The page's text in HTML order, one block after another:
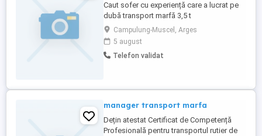
Caut sofer cu experiență care a lucrat pe
dubă transport marfă 3,5 t
Campulung-Muscel, Arges
5 august
Telefon validat
manager transport marfa
Dețin atestat Certificat de Competență
Profesională pentru transportul rutier de